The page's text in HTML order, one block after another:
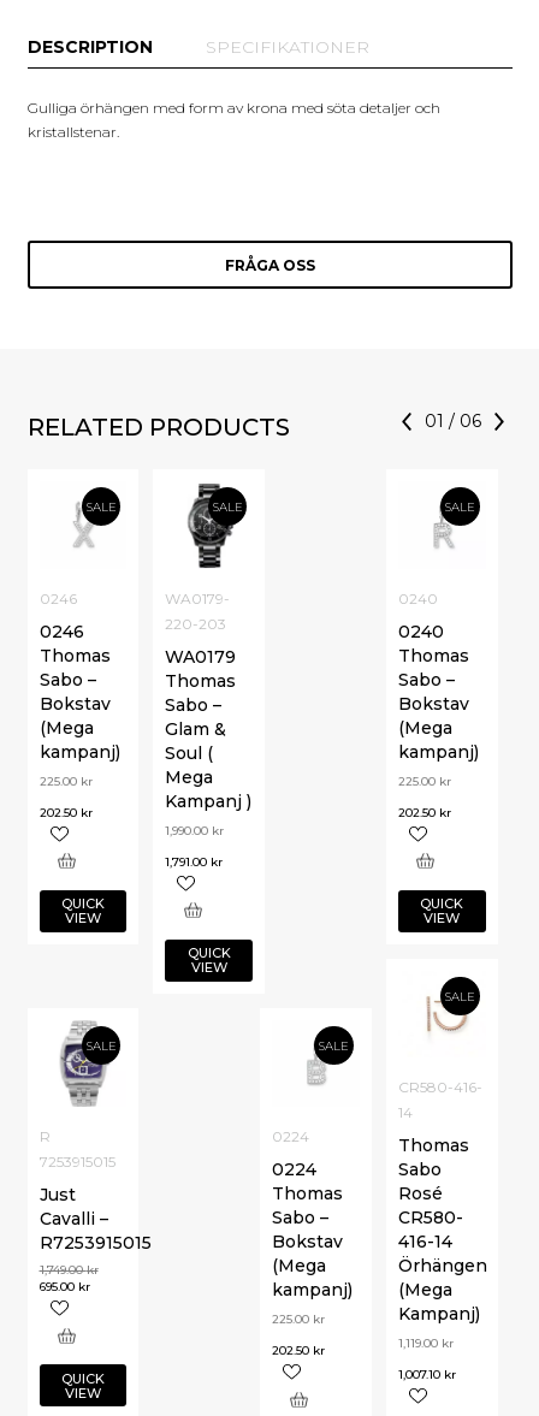
DESCRIPTION SPECIFIKATIONER
Gulliga örhängen med form av krona med söta detaljer och
kristallstenar.
FRÅGA OSS
RELATED PRODUCTS 01 / 06
SALE
0246
0246
Thomas
Sabo –
Bokstav
(Mega
kampanj)
225.00 kr
202.50 kr
QUICK
VIEW
SALE
0240
0240
Thomas
Sabo –
Bokstav
(Mega
kampanj)
225.00 kr
202.50 kr
QUICK
VIEW
SALE
WA0179-
220-203
WA0179
Thomas
Sabo –
Glam &
Soul (
Mega
Kampanj )
1,990.00 kr
1,791.00 kr
QUICK
VIEW
SALE
CR580-416-
14
Thomas
Sabo
Rosé
CR580-
416-14
Örhängen
(Mega
Kampanj)
1,119.00 kr
1,007.10 kr
SALE
R
7253915015
Just
Cavalli –
R7253915015
1,749.00kr
695.00 kr
QUICK
VIEW
SALE
0224
0224
Thomas
Sabo –
Bokstav
(Mega
kampanj)
225.00 kr
202.50 kr